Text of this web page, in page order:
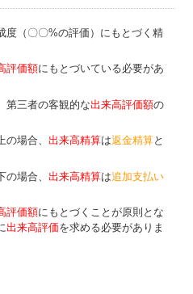
度（〇〇%の評価）にもとづく精
評価額にもとづいている必要があ
第三者の客観的な出来高評価額の
の場合、出来高精算は返金精算と
の場合、出来高精算は追加支払い
評価額にもとづくことが原則とな
出来高評価を求める必要がありま